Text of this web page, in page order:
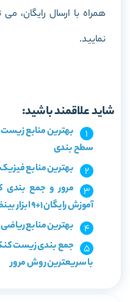
همراه با ارسال رایگان،
نمایید.
شاید علاقمند باشید:
سطح بندی
بهترین منابع
آموزش رایگان 1+9 ابزار بینظیر مرور
بهترین منابع ریاضی
با سریعترین روش مرور